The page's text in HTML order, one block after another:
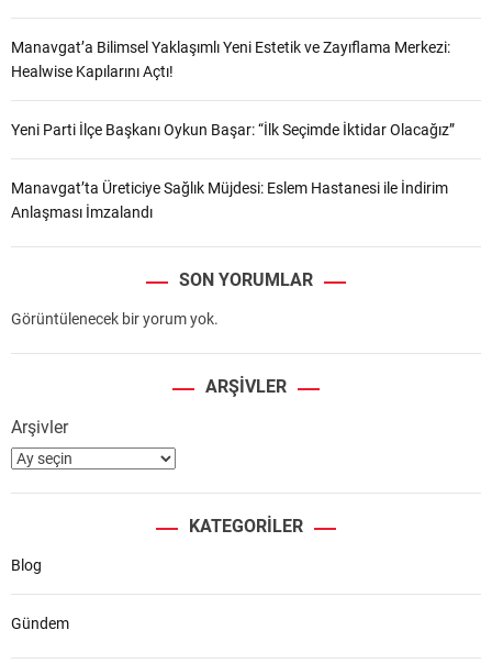
Manavgat’a Bilimsel Yaklaşımlı Yeni Estetik ve Zayıflama Merkezi:
Healwise Kapılarını Açtı!
Yeni Parti İlçe Başkanı Oykun Başar: “İlk Seçimde İktidar Olacağız”
Manavgat’ta Üreticiye Sağlık Müjdesi: Eslem Hastanesi ile İndirim
Anlaşması İmzalandı
SON YORUMLAR
Görüntülenecek bir yorum yok.
ARŞIVLER
Arşivler
KATEGORILER
Blog
Gündem